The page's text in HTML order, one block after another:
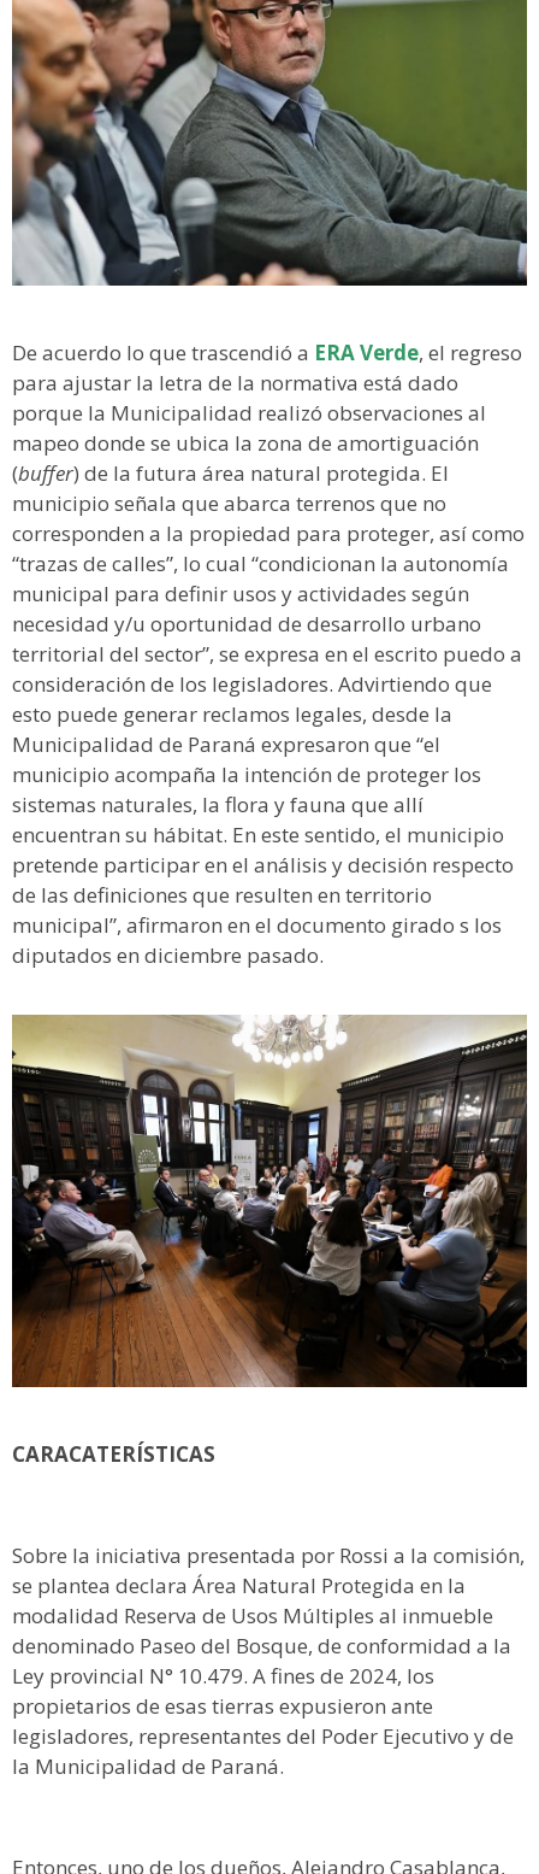
De acuerdo lo que trascendió a ERA Verde, el regreso
para ajustar la letra de la normativa está dado
porque la Municipalidad realizó observaciones al
mapeo donde se ubica la zona de amortiguación
(buffer) de la futura área natural protegida. El
municipio señala que abarca terrenos que no
corresponden a la propiedad para proteger, así como
“trazas de calles”, lo cual “condicionan la autonomía
municipal para definir usos y actividades según
necesidad y/u oportunidad de desarrollo urbano
territorial del sector”, se expresa en el escrito puedo a
consideración de los legisladores. Advirtiendo que
esto puede generar reclamos legales, desde la
Municipalidad de Paraná expresaron que “el
municipio acompaña la intención de proteger los
sistemas naturales, la flora y fauna que allí
encuentran su hábitat. En este sentido, el municipio
pretende participar en el análisis y decisión respecto
de las definiciones que resulten en territorio
municipal”, afirmaron en el documento girado s los
diputados en diciembre pasado.
CARACATERÍSTICAS
Sobre la iniciativa presentada por Rossi a la comisión,
se plantea declara Área Natural Protegida en la
modalidad Reserva de Usos Múltiples al inmueble
denominado Paseo del Bosque, de conformidad a la
Ley provincial N° 10.479. A fines de 2024, los
propietarios de esas tierras expusieron ante
legisladores, representantes del Poder Ejecutivo y de
la Municipalidad de Paraná.
Entonces, uno de los dueños, Alejandro Casablanca,